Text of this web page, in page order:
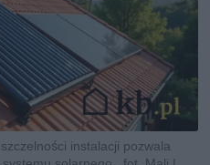
instalacji pozwala